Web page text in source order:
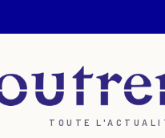
TOUTE